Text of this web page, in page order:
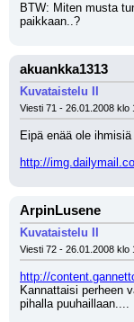
BTW: Miten musta
paikkaan..?
akuankka1313
Kuvataistelu II
Viesti 71 - 26.01.2008 klo
Eipä enää ole
http://
ArpinLusene
Kuvataistelu II
Viesti 72 - 26.01.2008 klo
http://
Kannattaisi perheen
pihalla puuhaillaan....